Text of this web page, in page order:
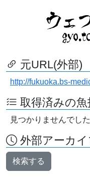
元URL(外部)
http://fukuoka.bs-
取得済みの魚
見つかりませんでした
外部アーカ
検索する